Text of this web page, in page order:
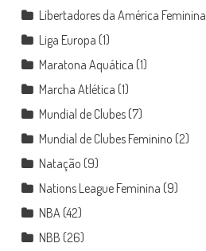
Libertadores da América Feminina
Liga Europa (1)
Maratona Aquática (1)
Marcha Atlética (1)
Mundial de Clubes(7)
Mundial de Clubes Feminino (2)
Natação (9)
Nations League Feminina (9)
NBA(42)
NBB (26)